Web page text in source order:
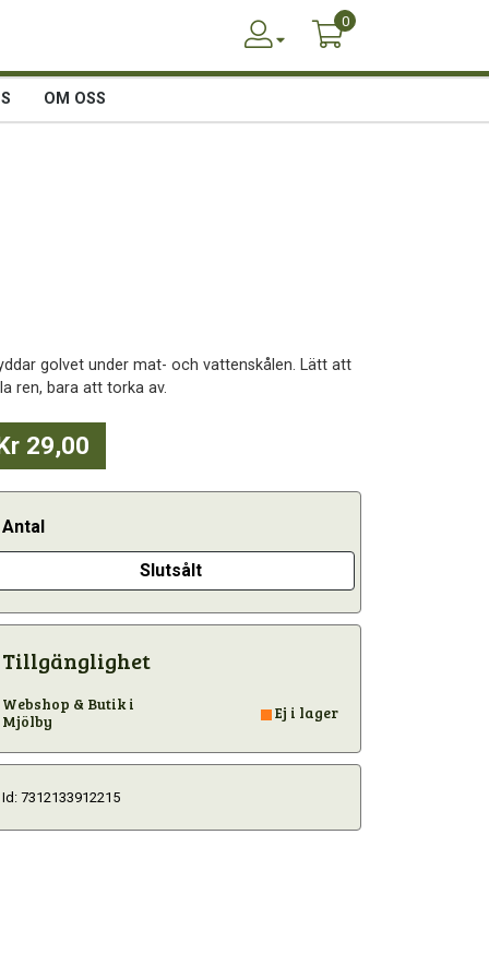
0
OM OSS
golvet under mat- och vattenskålen. Lätt att
ren, bara att torka av.
29,00
Antal
Slutsålt
Tillgänglighet
Webshop & Butik i
Mjölby
Ej i lager
Id: 7312133912215